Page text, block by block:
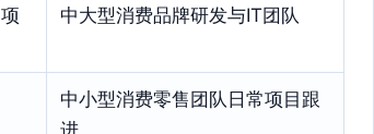
中大型消费品牌研发与IT团队
中小型消费零售团队日常项目跟